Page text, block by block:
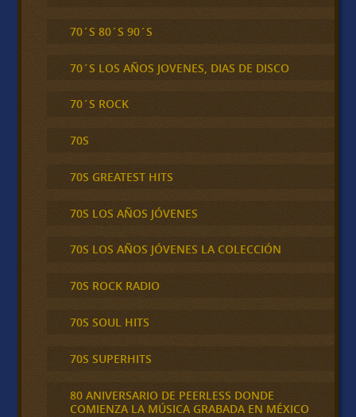
70´S 80´S 90´S
70´S LOS AÑOS JOVENES, DIAS DE DISCO
70´S ROCK
70S
70S GREATEST HITS
70S LOS AÑOS JÓVENES
70S LOS AÑOS JÓVENES LA COLECCIÓN
70S ROCK RADIO
70S SOUL HITS
70S SUPERHITS
80 ANIVERSARIO DE PEERLESS DONDE
COMIENZA LA MÚSICA GRABADA EN MÉXICO